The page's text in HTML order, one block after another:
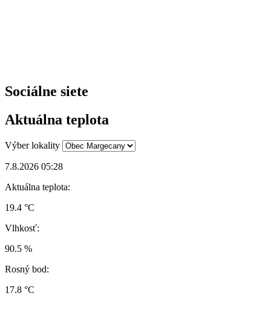
Sociálne siete
Aktuálna teplota
Výber lokality
7.8.2026 05:28
Aktuálna teplota:
19.4 °C
Vlhkosť:
90.5 %
Rosný bod:
17.8 °C